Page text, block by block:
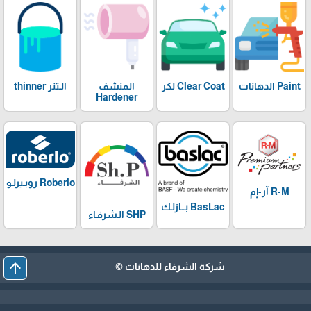
Paint الدهانات Clear Coat لكر
المنشف
Hardener
الـتنر thinner
R-M آر-إم
BasLac بـــازلـك
SHP الـشرفـاء
Roberlo روبـيرلـو
شركة الشرفاء للدهانات © arrow_upward